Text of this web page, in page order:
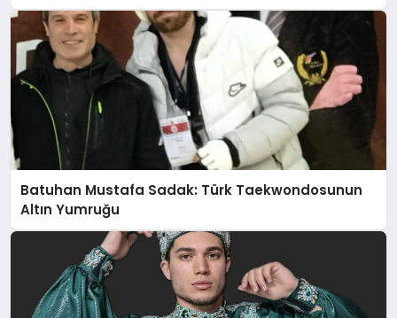
Batuhan Mustafa Sadak: Türk Taekwondosunun
Altın Yumruğu